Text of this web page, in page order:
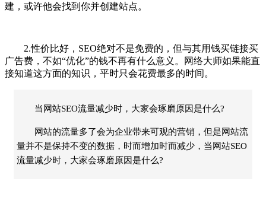
建，或许他会找到你并创建站点。
2.性价比好，SEO绝对不是免费的，但与其用钱买链接买
广告费，不如“优化”的钱不再有什么意义。网络大师如果能直
接知道这方面的知识，平时只会花费最多的时间。
当网站SEO流量减少时，大家会琢磨原因是什么?
网站的流量多了会为企业带来可观的营销，但是网站流
量并不是保持不变的数据，时而增加时而减少，当网站SEO
流量减少时，大家会琢磨原因是什么?